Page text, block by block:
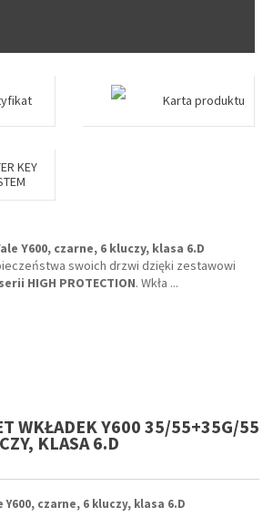
Karta produktu
KEY
Y600, czarne, 6 kluczy, klasa 6.D
swoich drzwi dzięki zestawowi
HIGH PROTECTION. Wkła ...
WKŁADEK Y600 35/55+35G/55
KLASA 6.D
Y600, czarne, 6 kluczy, klasa 6.D